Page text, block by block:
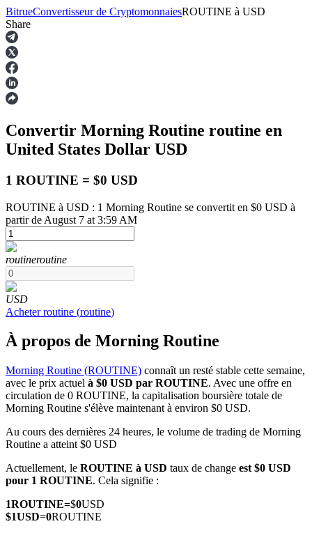
Contrats à terme
Futures USDT
Futures COIN-M
Contrats à terme sur crypto-monnaie
TradFi
Produits dérivés sur actions, forex, métaux précieux et matières
premières
BitrueConvertisseur de CryptomonnaiesROUTINE à USD
Share
Convertir Morning Routine routine en
United States Dollar USD
1 ROUTINE = $0 USD
ROUTINE à USD : 1 Morning Routine se convertit en $0 USD à
partir de August 7 at 3:59 AM
routineroutine
USD
Acheter routine (routine)
À propos de Morning Routine
Morning Routine (ROUTINE) connaît un resté stable cette semaine,
avec le prix actuel à $0 USD par ROUTINE. Avec une offre en
circulation de 0 ROUTINE, la capitalisation boursière totale de
Morning Routine s'élève maintenant à environ $0 USD.
Au cours des dernières 24 heures, le volume de trading de Morning
Routine a atteint $0 USD
Actuellement, le ROUTINE à USD taux de change est $0 USD
pour 1 ROUTINE. Cela signifie :
1ROUTINE=$0USD
$1USD=0ROUTINE